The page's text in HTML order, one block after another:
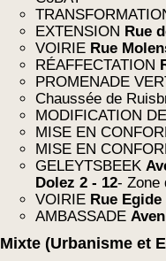
EXTENSION Rue
VOIRIE Rue
RÉAFFECTATION
PROMENADE
Chaussée de
MODIFICATION
MISE EN
MISE EN
GELEYTSBEEK
Dolez 2 - 12- Zone
VOIRIE Rue
AMBASSADE
Mixte (Urbanisme et